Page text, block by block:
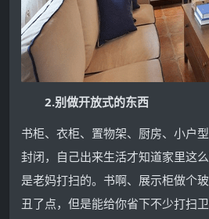
2.别做开放式的东西
书柜、衣柜、置物架、厨房、小户
封闭，自己出来生活才知道家里这
是老妈打扫的。书啊、展示柜做个
丑了点，但是能给你省下不少打扫卫